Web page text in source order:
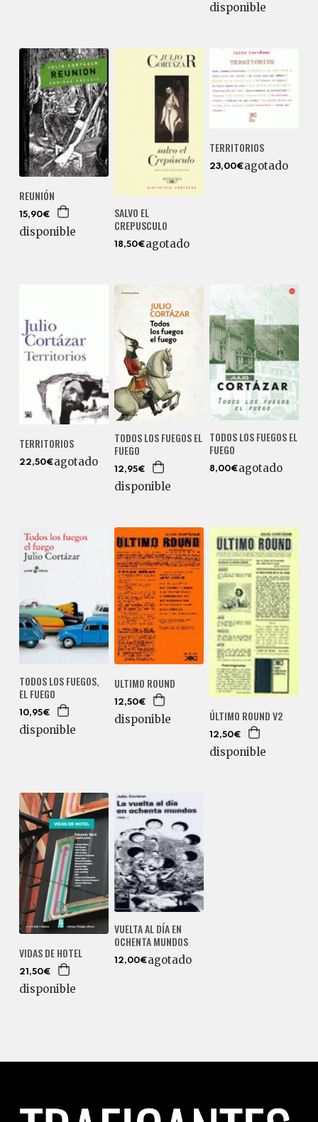
disponible
REUNIÓN
15,90€
disponible
SALVO EL
CREPUSCULO
18,50€agotado
TERRITORIOS
23,00€agotado
TERRITORIOS
22,50€agotado
TODOS LOS FUEGOS EL
FUEGO
12,95€
disponible
TODOS LOS FUEGOS EL
FUEGO
8,00€agotado
TODOS LOS FUEGOS,
EL FUEGO
10,95€
disponible
ULTIMO ROUND
12,50€
disponible ÚLTIMO ROUND V2
12,50€
disponible
VIDAS DE HOTEL
21,50€
disponible
VUELTA AL DÍA EN
OCHENTA MUNDOS
12,00€agotado